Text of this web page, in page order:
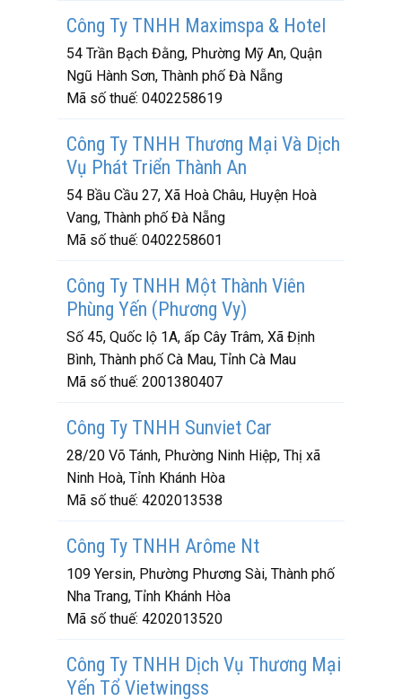
Công Ty TNHH Maximspa & Hotel
54 Trần Bạch Đằng, Phường Mỹ An, Quận
Ngũ Hành Sơn, Thành phố Đà Nẵng
Mã số thuế: 0402258619
Công Ty TNHH Thương Mại Và Dịch
Vụ Phát Triển Thành An
54 Bầu Cầu 27, Xã Hoà Châu, Huyện Hoà
Vang, Thành phố Đà Nẵng
Mã số thuế: 0402258601
Công Ty TNHH Một Thành Viên
Phùng Yến (Phương Vy)
Số 45, Quốc lộ 1A, ấp Cây Trâm, Xã Định
Bình, Thành phố Cà Mau, Tỉnh Cà Mau
Mã số thuế: 2001380407
Công Ty TNHH Sunviet Car
28/20 Võ Tánh, Phường Ninh Hiệp, Thị xã
Ninh Hoà, Tỉnh Khánh Hòa
Mã số thuế: 4202013538
Công Ty TNHH Arôme Nt
109 Yersin, Phường Phương Sài, Thành phố
Nha Trang, Tỉnh Khánh Hòa
Mã số thuế: 4202013520
Công Ty TNHH Dịch Vụ Thương Mại
Yến Tổ Vietwingss